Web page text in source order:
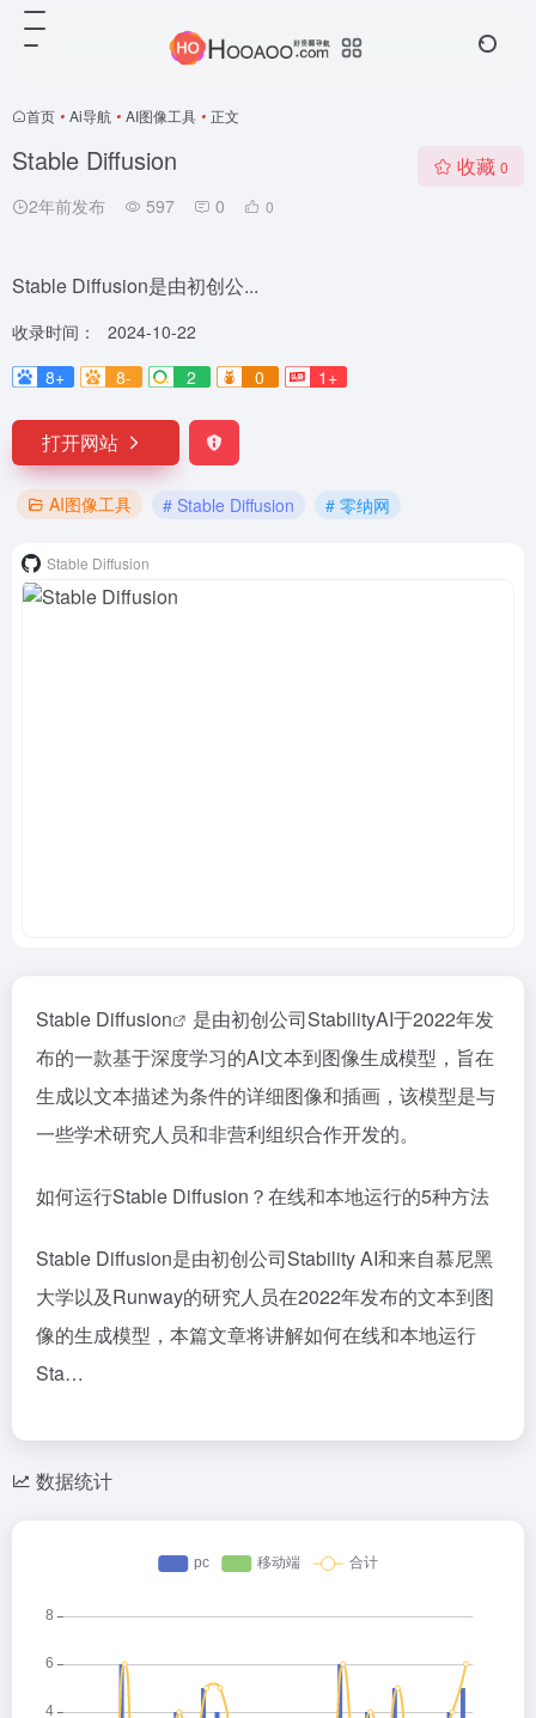
首页 • Ai导航 • AI图像工具 • 正文
Stable Diffusion
2年前发布 597 0 0
收藏 0
Stable Diffusion是由初创公...
收录时间：
2024-10-22
8+
8- 2 0 1+
打开网站
AI图像工具 # Stable Diffusion # 零纳网
Stable Diffusion
Stable Diffusion
是由初创公司StabilityAI于2022年发
布的一款基于深度学习的AI文本到图像生成模型，旨在
生成以文本描述为条件的详细图像和插画，该模型是与
一些学术研究人员和非营利组织合作开发的。
如何运行Stable Diffusion？在线和本地运行的5种方法
Stable Diffusion是由初创公司Stability AI和来自慕尼黑
大学以及Runway的研究人员在2022年发布的文本到图
像的生成模型，本篇文章将讲解如何在线和本地运行
Sta…
数据统计